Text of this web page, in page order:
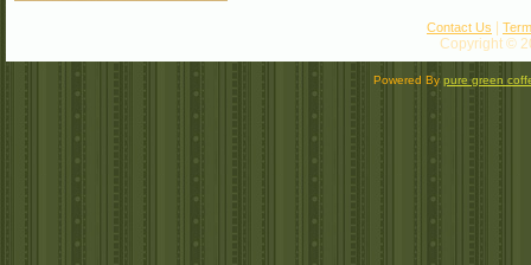
Contact Us
Copyright ©
Powered By pure green